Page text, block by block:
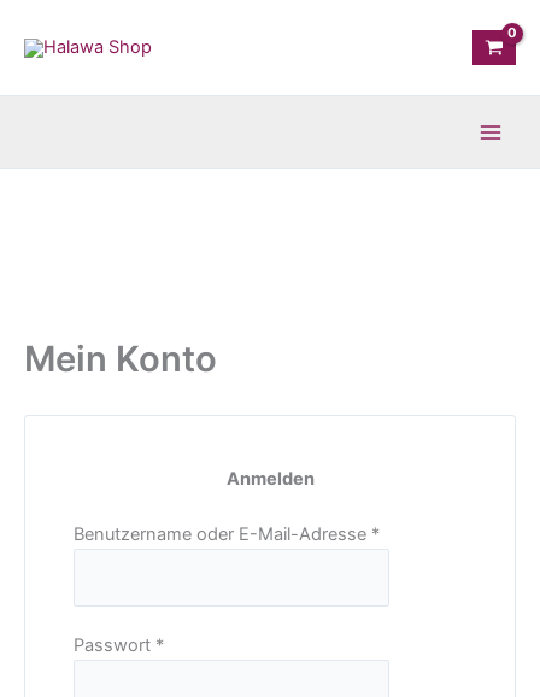
Inhalt
Mein Konto
Anmelden
Benutzername oder E-Mail-Adresse *
Passwort *